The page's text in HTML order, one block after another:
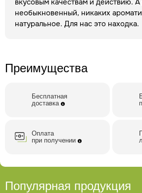
чай" Купить Русский чай № 2 вы
сети нашихфитоаптек «Русские
5Post Внимание! Все публикуемые на
материалы защищены авторским
обязательны.
вкусовым качествам и действию.
необыкновенный, никаких
натуральное. Для нас это находка.
Преимущества
Бесплатная
доставка
Оплата
при получении
Популярная продукция